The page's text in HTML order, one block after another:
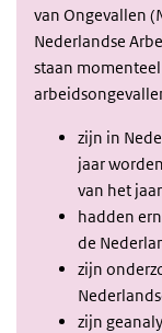
van Ongevallen
Nederlandse
staan
zijn in
jaar
van het
hadden
de
zijn
zijn